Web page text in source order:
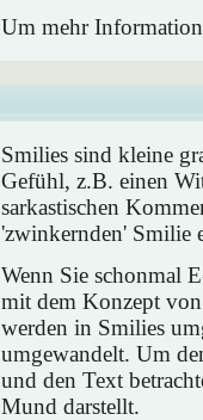
Um mehr
Smilies sind kleine
Gefühl, z.B. einen
sarkastischen
'zwinkernden' Smilie
Wenn Sie schonmal
mit dem Konzept
werden in Smilies
umgewandelt. Um
und den Text
Mund darstellt.